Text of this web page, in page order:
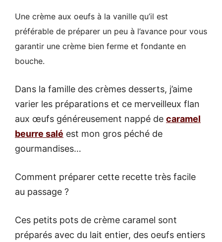
Une crème aux oeufs à la vanille qu’il est
préférable de préparer un peu à l’avance pour vous
garantir une crème bien ferme et fondante en
bouche.
Dans la famille des crèmes desserts, j’aime
varier les préparations et ce merveilleux flan
aux œufs généreusement nappé de caramel
beurre salé est mon gros péché de
gourmandises…
Comment préparer cette recette très facile
au passage ?
Ces petits pots de crème caramel sont
préparés avec du lait entier, des oeufs entiers